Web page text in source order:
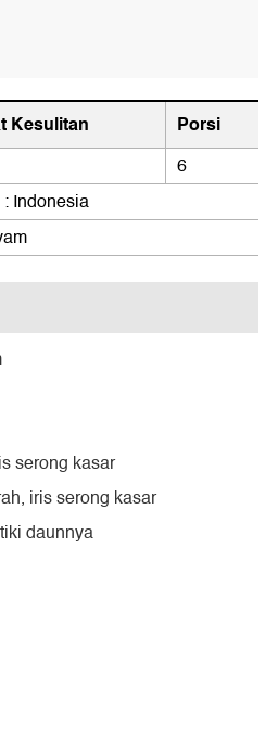
Kesulitan Porsi
6
: Indonesia
serong kasar
iris serong kasar
daunnya